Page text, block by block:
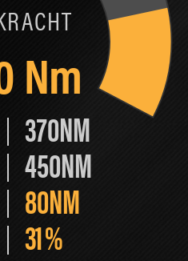
Nm
370NM
450NM
80NM
31%